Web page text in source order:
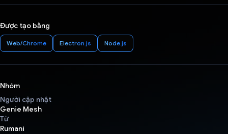
Được tạo bằng
Web/Chrome Electron.js Node.js
Nhóm
Người cập nhật
Genie Mesh
Từ
Rumani